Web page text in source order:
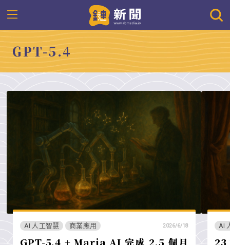
GPT-5.4
AI 人工智慧 商業應用 2026/6/18
GPT-5.4 + Maria AI 完成 2.5 個月
AI
23